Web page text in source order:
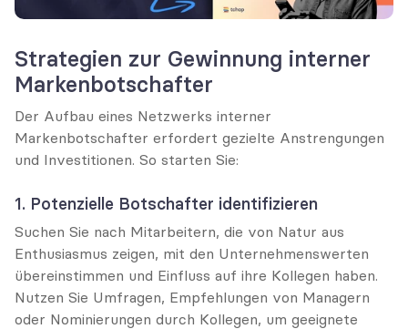
Strategien zur Gewinnung interner
Markenbotschafter
Der Aufbau eines Netzwerks interner
Markenbotschafter erfordert gezielte Anstrengungen
und Investitionen. So starten Sie:
1. Potenzielle Botschafter identifizieren
Suchen Sie nach Mitarbeitern, die von Natur aus
Enthusiasmus zeigen, mit den Unternehmenswerten
übereinstimmen und Einfluss auf ihre Kollegen haben.
Nutzen Sie Umfragen, Empfehlungen von Managern
oder Nominierungen durch Kollegen, um geeignete